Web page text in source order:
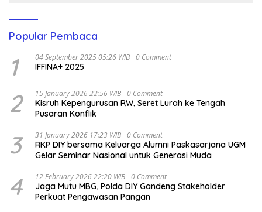
Popular Pembaca
1 04 September 2025 05:26 WIB 0 Comment
IFFINA+ 2025
2 15 January 2026 22:56 WIB 0 Comment
Kisruh Kepengurusan RW, Seret Lurah ke Tengah
Pusaran Konflik
3 31 January 2026 17:23 WIB 0 Comment
RKP DIY bersama Keluarga Alumni Paskasarjana UGM
Gelar Seminar Nasional untuk Generasi Muda
4 12 February 2026 22:20 WIB 0 Comment
Jaga Mutu MBG, Polda DIY Gandeng Stakeholder
Perkuat Pengawasan Pangan